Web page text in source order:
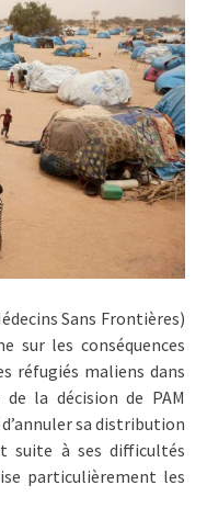
Sans Frontières)
sur les conséquences
réfugiés maliens dans
la décision de PAM
sa distribution
suite à ses difficultés
particulièrement les